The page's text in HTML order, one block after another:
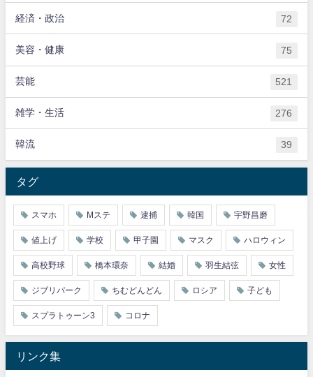
経済・政治 72
美容・健康 75
芸能 521
雑学・生活 276
韓流 39
タグ
スマホ Mステ 逮捕 韓国 宇野昌磨
値上げ 学校 甲子園 マスク ハロウィン
高校野球 橋本環奈 結婚 羽生結弦 女性
ジブリパーク ちむどんどん ロシア 子ども
スプラトゥーン3 コロナ
リンク集